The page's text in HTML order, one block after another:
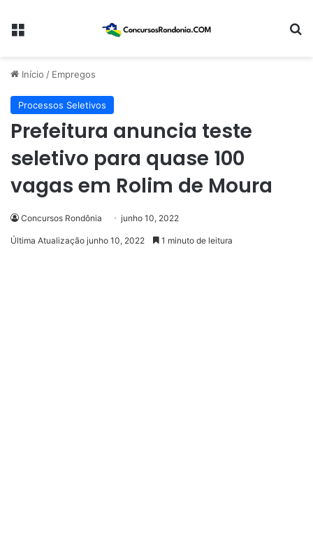
Menu
Início / Empregos
Processos Seletivos
Prefeitura anuncia teste
seletivo para quase 100
vagas em Rolim de Moura
Concursos Rondônia junho 10, 2022
Última Atualização junho 10, 2022 1 minuto de leitura